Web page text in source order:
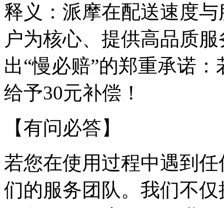
释义：派摩在配送速度
户为核心、提供高品质
出“慢必赔”的郑重承诺
给予30元补偿！
【有问必答】
若您在使用过程中遇到
们的服务团队。我们不